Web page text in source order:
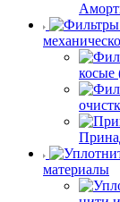
косые
материалы